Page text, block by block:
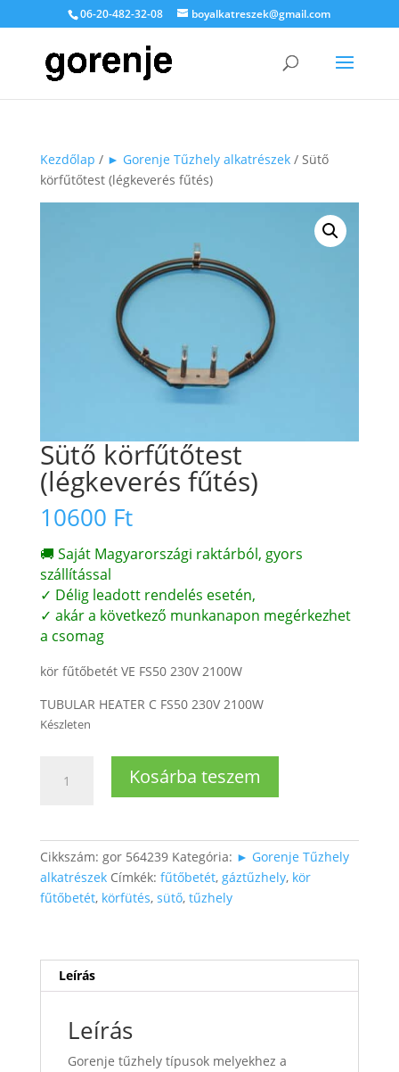
06-20-482-32-08 boyalkatreszek@gmail.com
Kezdőlap / ► Gorenje Tűzhely alkatrészek/ Sütő
körfűtőtest (légkeverés fűtés)
Sütő körfűtőtest
(légkeverés fűtés)
10600 Ft
🚚 Saját Magyarországi raktárból, gyors
szállítással
✓ Délig leadott rendelés esetén,
✓ akár a következő munkanapon megérkezhet
a csomag
kör fűtőbetét VE FS50 230V 2100W
TUBULAR HEATER C FS50 230V 2100W
Készleten
körfűtőtest
mennyiség
Kosárba teszem
Cikkszám: gor 564239 Kategória: ► Gorenje Tűzhely
alkatrészek Címkék: fűtőbetét, gáztűzhely, kör
fűtőbetét, körfütés, sütő, tűzhely
Leírás
Leírás
Gorenje tűzhely típusok melyekhez a